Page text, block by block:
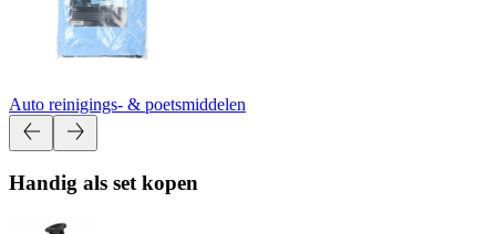
Auto reinigings- & poetsmiddelen
Handig als set kopen